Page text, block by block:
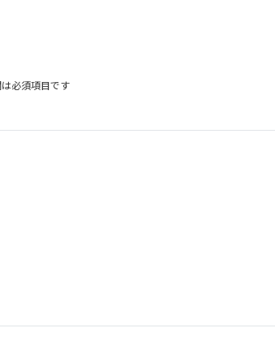
必須項目です